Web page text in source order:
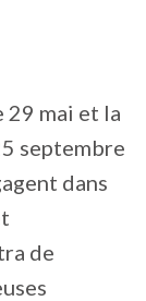
29 mai et la
septembre
dans
de